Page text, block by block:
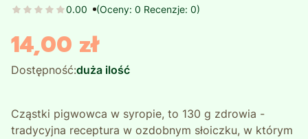
0.00 (Oceny: 0 Recenzje: 0)
Cena
14,00 zł
Dostępność:duża ilość
Cząstki pigwowca w syropie, to 130 g zdrowia -
tradycyjna receptura w ozdobnym słoiczku, w którym